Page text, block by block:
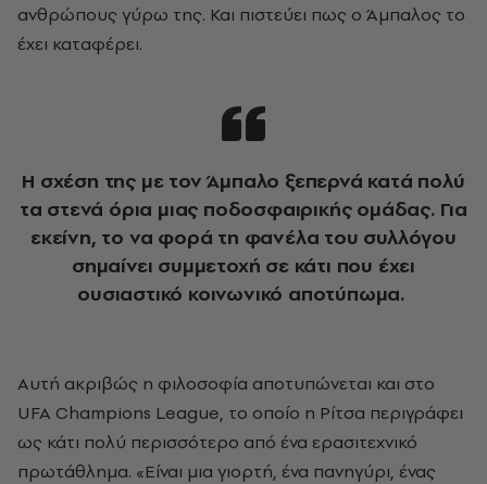
ανθρώπους γύρω της. Και πιστεύει πως ο Άμπαλος το
έχει καταφέρει.
Η σχέση της με τον Άμπαλο ξεπερνά κατά πολύ
τα στενά όρια μιας ποδοσφαιρικής ομάδας. Για
εκείνη, το να φορά τη φανέλα του συλλόγου
σημαίνει συμμετοχή σε κάτι που έχει
ουσιαστικό κοινωνικό αποτύπωμα.
Αυτή ακριβώς η φιλοσοφία αποτυπώνεται και στο
UFA Champions League, το οποίο η Ρίτσα περιγράφει
ως κάτι πολύ περισσότερο από ένα ερασιτεχνικό
πρωτάθλημα. «Είναι μια γιορτή, ένα πανηγύρι, ένας